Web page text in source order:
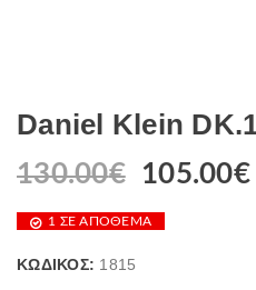
Daniel Klein
130.00€ 105.00€
1 ΣΕ ΑΠΌΘΕΜΑ
ΚΩΔΙΚΌΣ: 1815